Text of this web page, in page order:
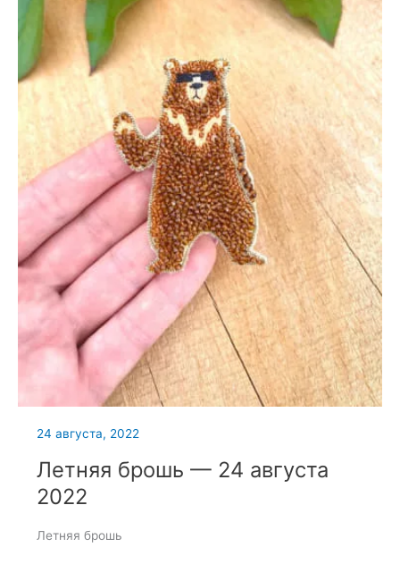
24 августа, 2022
Летняя брошь — 24 августа
2022
Летняя брошь